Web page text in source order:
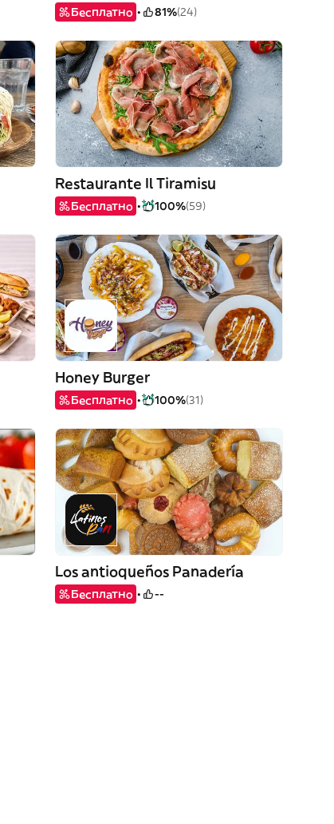
Бесплатно 81%(24)
Restaurante Il Tiramisu
Бесплатно 100%(59)
Honey Burger
Бесплатно 100%(31)
Los antioqueños Panadería
Бесплатно --